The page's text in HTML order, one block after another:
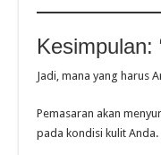
Kesimpulan:
Jadi, mana yang harus
Pemasaran akan
pada kondisi kulit Anda.